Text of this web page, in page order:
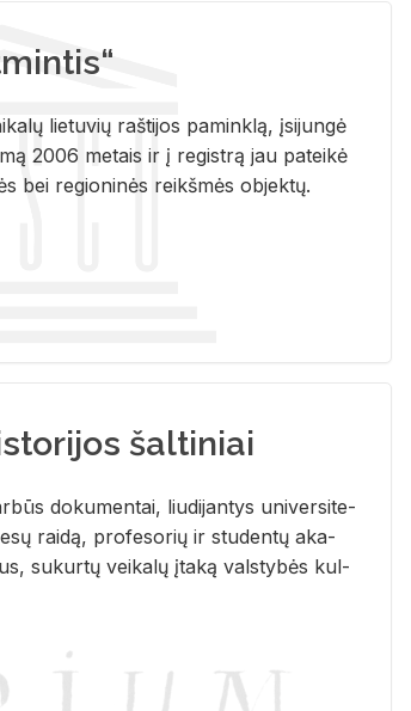
lietuvių raštijos paminklą, įsijungė
2006 metais ir į registrą jau pateikė
bei regioninės reikšmės objektų.
šaltiniai
do­ku­men­tai, liu­di­jan­tys uni­ver­si­te­
rai­dą, pro­fe­so­rių ir stu­den­tų aka­
su­kur­tų vei­ka­lų įta­ką vals­ty­bės kul­